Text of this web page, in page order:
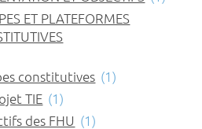
ET PLATEFORMES
constitutives (1)
TIE (1)
des FHU (1)